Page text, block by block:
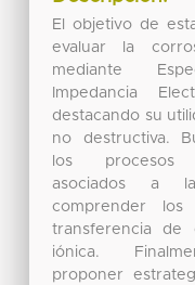
El objetivo de
evaluar la
mediante
Impedancia
destacando su
no destructiva.
los procesos
asociados a
comprender los
transferencia de
iónica.
proponer